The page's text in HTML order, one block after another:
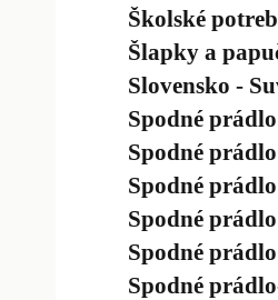
Školské
Šlapky a
Slovensko -
Spodné
Spodné
Spodné
Spodné
Spodné
Spodné